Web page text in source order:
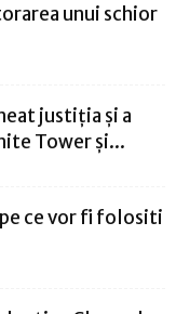
unui schior
justiția și a
Tower și...
pe ce vor fi folositi